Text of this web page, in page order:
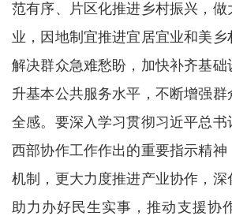
范有序、片区化推进乡村振兴，
业，因地制宜推进宜居宜业和美
解决群众急难愁盼，加快补齐基础
升基本公共服务水平，不断增强群
全感。要深入学习贯彻习近平总
西部协作工作作出的重要指示精
机制，更大力度推进产业协作，
助力办好民生实事，推动支援协